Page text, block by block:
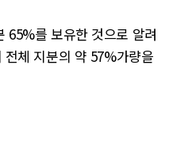
65%를 보유한 것으로 알려
체 지분의 약 57%가량을